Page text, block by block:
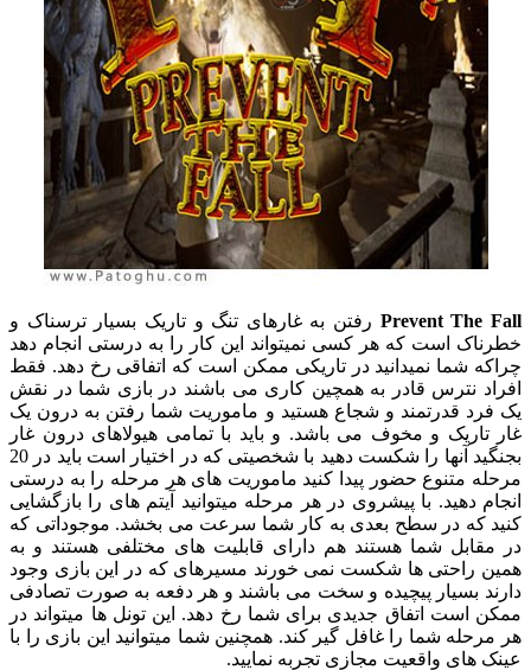
Prevent The Fall رفتن به غارهای تنگ و تاریک بسیار ترسناک و
خطرناک است که هر کسی نمیتواند این کار را به درستی انجام دهد
چراکه شما نمیدانید در تاریکی ممکن است که اتفاقی رخ دهد. فقط
افراد نترس قادر به همچین کاری می باشند در بازی شما در نقش
یک فرد قدرتمند و شجاع هستید و ماموریت شما رفتن به درون یک
غار تاریک و مخوف می باشد. و باید با تمامی هیولاهای درون غار
بجنگید آنها را شکست دهید با شخصیتی که در اختیار است باید در 20
مرحله متنوع حضور پیدا کنید ماموریت های هر مرحله را به درستی
انجام دهید. با پیشروی در هر مرحله میتوانید آیتم های را بازگشایی
کنید که در سطح بعدی به کار شما سرعت می بخشد. موجوداتی که
در مقابل شما هستند هم دارای قابلیت های مختلفی هستند و به
همین راحتی ها شکست نمی خورند مسیرهای که در این بازی وجود
دارند بسیار پیچیده و سخت می باشند و هر دفعه به صورت تصادفی
ممکن است اتفاق جدیدی برای شما رخ دهد. این تونل ها میتواند در
هر مرحله شما را غافل گیر کند. همچنین شما میتوانید این بازی را با
عینک های واقعیت مجازی تجربه نمایید.